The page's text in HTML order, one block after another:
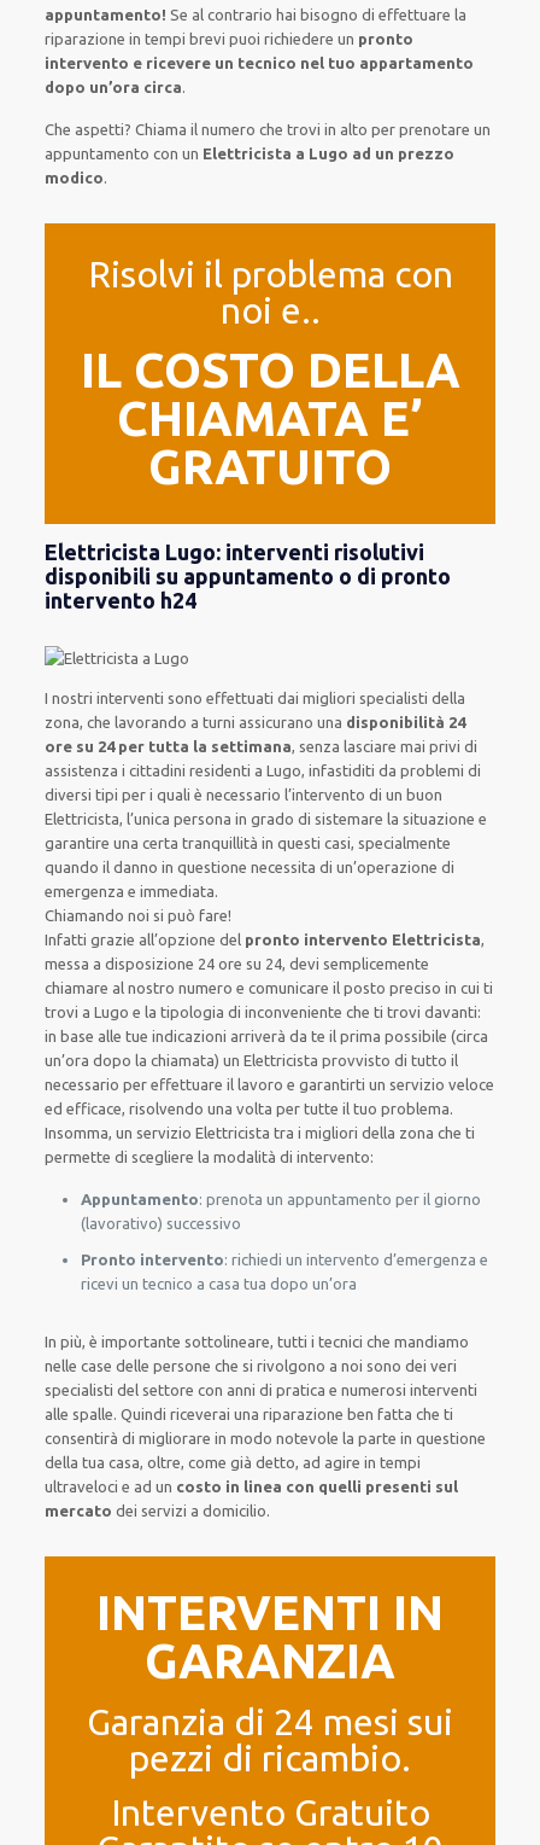
appuntamento! Se al contrario hai bisogno dieffettuare la
riparazione in tempi brevi puoi richiedere un pronto
intervento e ricevere un tecnico nel tuo appartamento
dopo un’ora circa.
Che aspetti? Chiama il numero che trovi in alto per prenotare un
appuntamento con un Elettricista a Lugo ad un prezzo
modico.
Risolvi il problema con
noi e..
IL COSTO DELLA
CHIAMATA E’
GRATUITO
Elettricista Lugo: interventi risolutivi
disponibili su appuntamento o di pronto
intervento h24
I nostri interventi sono effettuati dai migliori specialisti della
zona, che lavorando a turni assicurano una disponibilità 24
ore su 24 per tutta la settimana, senza lasciare mai privi di
assistenza i cittadini residenti a Lugo, infastiditi da problemi di
diversi tipi per i quali è necessario l’intervento di un buon
Elettricista, l’unica persona in grado di sistemare la situazione e
garantire una certa tranquillità in questi casi, specialmente
quando il danno in questione necessita di un’operazione di
emergenza e immediata.
Chiamando noi si può fare!
Infatti grazie all’opzione del pronto intervento Elettricista,
messa a disposizione 24 ore su 24, devi semplicemente
chiamare al nostro numero e comunicare il posto preciso in cui ti
trovi a Lugo e la tipologia di inconveniente che ti trovi davanti:
in base alle tue indicazioni arriverà da te il prima possibile (circa
un’ora dopo la chiamata) un Elettricista provvisto di tutto il
necessario per effettuare il lavoro e garantirti un servizio veloce
ed efficace, risolvendo una volta per tutte il tuo problema.
Insomma, un servizio Elettricista tra i migliori della zona che ti
permette di scegliere la modalità di intervento:
Appuntamento: prenota un appuntamento per il giorno
(lavorativo) successivo
Pronto intervento: richiedi un intervento d’emergenza e
ricevi un tecnico a casa tua dopo un’ora
In più, è importante sottolineare, tutti i tecnici che mandiamo
nelle case delle persone che si rivolgono a noi sono dei veri
specialisti del settore con anni di pratica e numerosi interventi
alle spalle. Quindi riceverai una riparazione ben fatta che ti
consentirà di migliorare in modo notevole la parte in questione
della tua casa, oltre, come già detto, ad agire in tempi
ultraveloci e ad un costo in linea con quelli presenti sul
mercato dei servizi a domicilio.
INTERVENTI IN
GARANZIA
Garanzia di 24 mesi sui
pezzi di ricambio.
Intervento Gratuito